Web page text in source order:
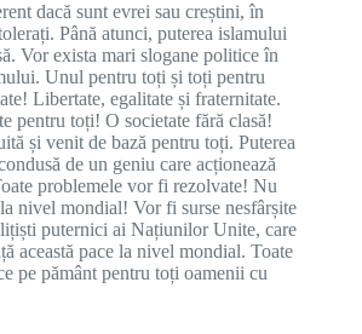
dacă sunt evrei sau creștini, în
Până atunci, puterea islamului
Vor exista mari slogane politice în
Unul pentru toți și toți pentru
Libertate, egalitate și fraternitate.
pentru toți! O societate fără clasă!
și venit de bază pentru toți. Puterea
de un geniu care acționează
problemele vor fi rezolvate! Nu
nivel mondial! Vor fi surse nesfârșite
puternici ai Națiunilor Unite, care
această pace la nivel mondial. Toate
pe pământ pentru toți oamenii cu